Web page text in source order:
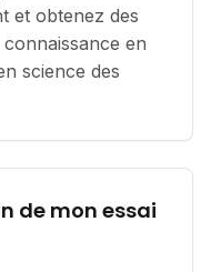
et obtenez des
en
science des
de mon essai